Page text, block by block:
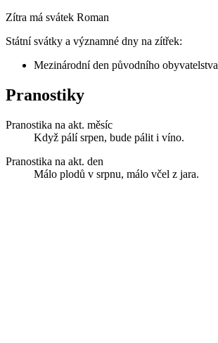
Zítra má svátek Roman
Státní svátky a významné dny na zítřek:
Mezinárodní den původního obyvatelstva
Pranostiky
Pranostika na akt. měsíc
Když pálí srpen, bude pálit i víno.
Pranostika na akt. den
Málo plodů v srpnu, málo včel z jara.